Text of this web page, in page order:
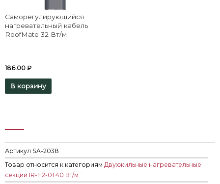
Саморегулирующийся
нагревательный кабель
RoofMate 32 Вт/м
186.00 ₽
В корзину
Артикул SA-2038
Товар относится к категориям Двухжильные нагревательные
секции IR-H2-01 40 Вт/м